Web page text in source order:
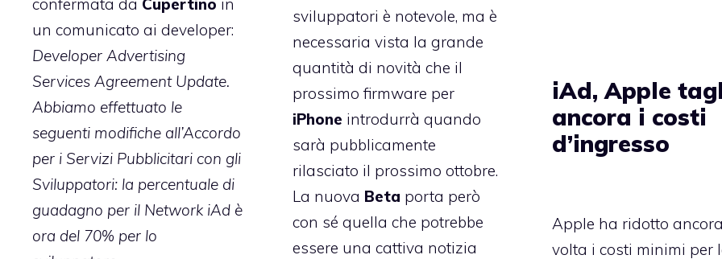
confermata da Cupertino in
un comunicato ai developer:
Developer Advertising
Services Agreement Update.
Abbiamo effettuato le
seguenti modifiche all’Accordo
per i Servizi Pubblicitari con gli
Sviluppatori: la percentuale di
guadagno per il Network iAd è
ora del 70% per lo
sviluppatori è notevole, ma è
necessaria vista la grande
quantità di novità che il
prossimo firmware per
iPhone introdurrà quando
sarà pubblicamente
rilasciato il prossimo ottobre.
La nuova Beta porta però
con sé quella che potrebbe
essere una cattiva notizia
iAd, Apple
ancora i costi
d’ingresso
Apple ha ridotto
volta i costi minimi per